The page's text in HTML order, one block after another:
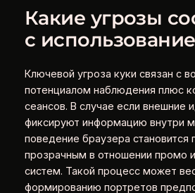
Какие угрозы
с
Ключевой угроза куки связан с
потенциалом наблюдения плюс
сеансов. В случае если внешние
фиксируют информацию внутри
поведение браузера становится
прозрачным в отношении промо и
систем. Такой процесс может
формированию портретов